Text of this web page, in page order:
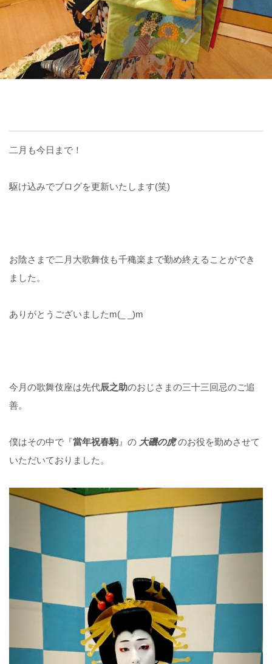
二月も今日まで！
駆け込みでブログを更新いたします(笑)
お陰さまで二月大歌舞伎も千穐楽まで勤め終えることができ
ました。
ありがとうございましたm(_ _)m
今月の歌舞伎座は先代辰之助のおじさまの三十三回忌のご追
善。
僕はその中で『當年祝春駒 』の 大磯の虎のお役を勤めさせて
いただいておりました。